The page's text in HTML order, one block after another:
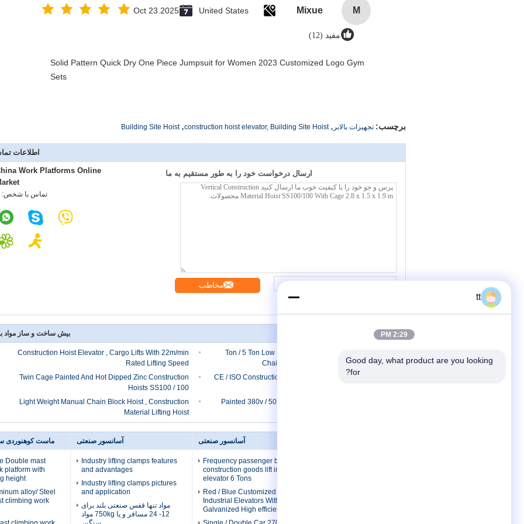
M
Mixue
United States
Oct 23.2025
مفید (12)
Solid Pattern Quick Dry One Piece Jumpsuit for Women 2023 Customized Logo Gym
Sets
برچسب: تجهیزات بالابر ,
construction hoist elevator, Building Site Hoist
,
Building Site Hoist
اطلاعات
Work Platforms Online
تماس با شخص:
ارسال درخواست خود را به طور مستقیم به ما
مخاطب
بیش ساخت و ساز مواد
Construction Hoist Elevator , Cargo Lifts With 22m/min
Rated Lifting Speed
2.5 Ton / 5 Ton Low Headroom Electric Hoist Electric
Chain Hoist Steel Rope Hoist For Mining
Twin Cage Painted And Hot Dipped Zinc Construction
Hoists SS100 / 100
CE / ISO Construction Material Hoist 1000kg for Bridge ,
Light Weight Manual Chain Block Hoist , Construction
Material Lifting Hoist
Painted 380v / 50 Hz SC Series Construction Material
آسانسور صنعتی
Frequency passenger building
construction goods lift industrial
elevator 6 Tons
Red / Blue Customized
Industrial Elevators With
Galvanized High efficiency
آسانسور صنعتی
Industry lifting clamps features
and advantages
Industry lifting clamps pictures
and application
مواد تنها قفس صنعتی بلند برای
12- 24 مسافر و یا 750kg مواد
ماست کوهنوردی
Double mast
platform with
height
alloy/ Steel
climbing work
tt
2:29 PM
Good day, what product are you looking
for?